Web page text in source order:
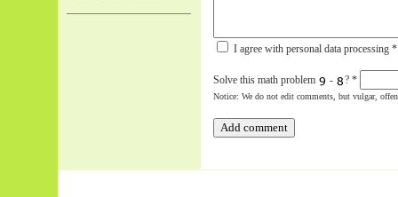
I agree with personal data processing *
Solve this math problem - ? *
Notice: We do not edit comments, but vulgar,